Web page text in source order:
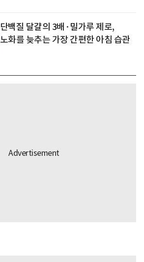
단백질 달걀의 3배·밀가루 제로,
노화를 늦추는 가장 간편한 아침 습관